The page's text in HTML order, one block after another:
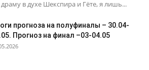
в духе Шекспира и Гёте, я лишь...
прогноза на полуфиналы – 30.04-
Прогноз на финал –03-04.05